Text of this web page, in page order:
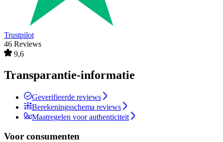
Trustpilot
46 Reviews
9,6
Transparantie-informatie
Geverifieerde reviews
Berekeningsschema reviews
Maatregelen voor authenticiteit
Voor consumenten